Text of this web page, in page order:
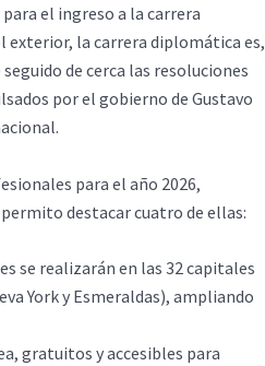
el ingreso a la carrera
exterior, la carrera diplomática es,
de cerca las resoluciones
por el gobierno de Gustavo
para el año 2026,
destacar cuatro de ellas:
se realizarán en las 32 capitales
York y Esmeraldas), ampliando
gratuitos y accesibles para